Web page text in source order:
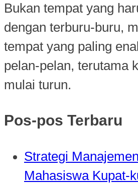
Bukan tempat yang
dengan terburu-buru,
tempat yang paling
pelan-pelan, terutama
mulai turun.
Pos-pos Terbaru
Strategi
Mahasiswa Kupat-